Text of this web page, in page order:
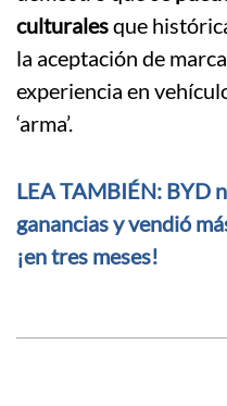
culturalesque
la aceptación de
experiencia en
‘arma’.
LEA TAMBIÉN: BYD
ganancias y vendió
¡en tres meses!